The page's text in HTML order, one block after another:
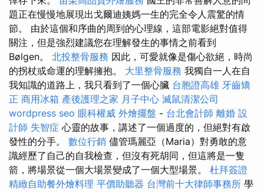
題正在慢慢地展現出戈爾迪姨媽一生的完全令人震驚的情
節。 由於這個和序曲的周到的心理線，這部電影絕對值得
關注，但是強烈建議您在理解發生的事情之前看到
Bølgen。 北投整骨服務 因此，可愛就像是傷心欲絕，時尚
的拐杖或命運的理解擁抱。 大里整骨服務 我獨自一人在自
我知識的道路上，我只看到了一個心臟 台胞證高雄 牙齒矯
正 商用冰箱 產後護理之家 月子中心 滅鼠清潔公司
wordpress seo 眼科權威 外燴擺盤 - 台北會計師 離婚 設
計師 失智症 心靈的故事，講述了一個過度的，但絕對有啟
發性的分手。 數位行銷 儘管瑪麗亞（Maria）對勇敢的意
識經歷了自己的自我檢查，但沒有死胡同，但這將是一隻
箭，將場景從一個大場景變成了一個大型場景。 杜拜簽證
精緻自助餐外燴料理 平價助聽器 台灣前十大律師事務所 學